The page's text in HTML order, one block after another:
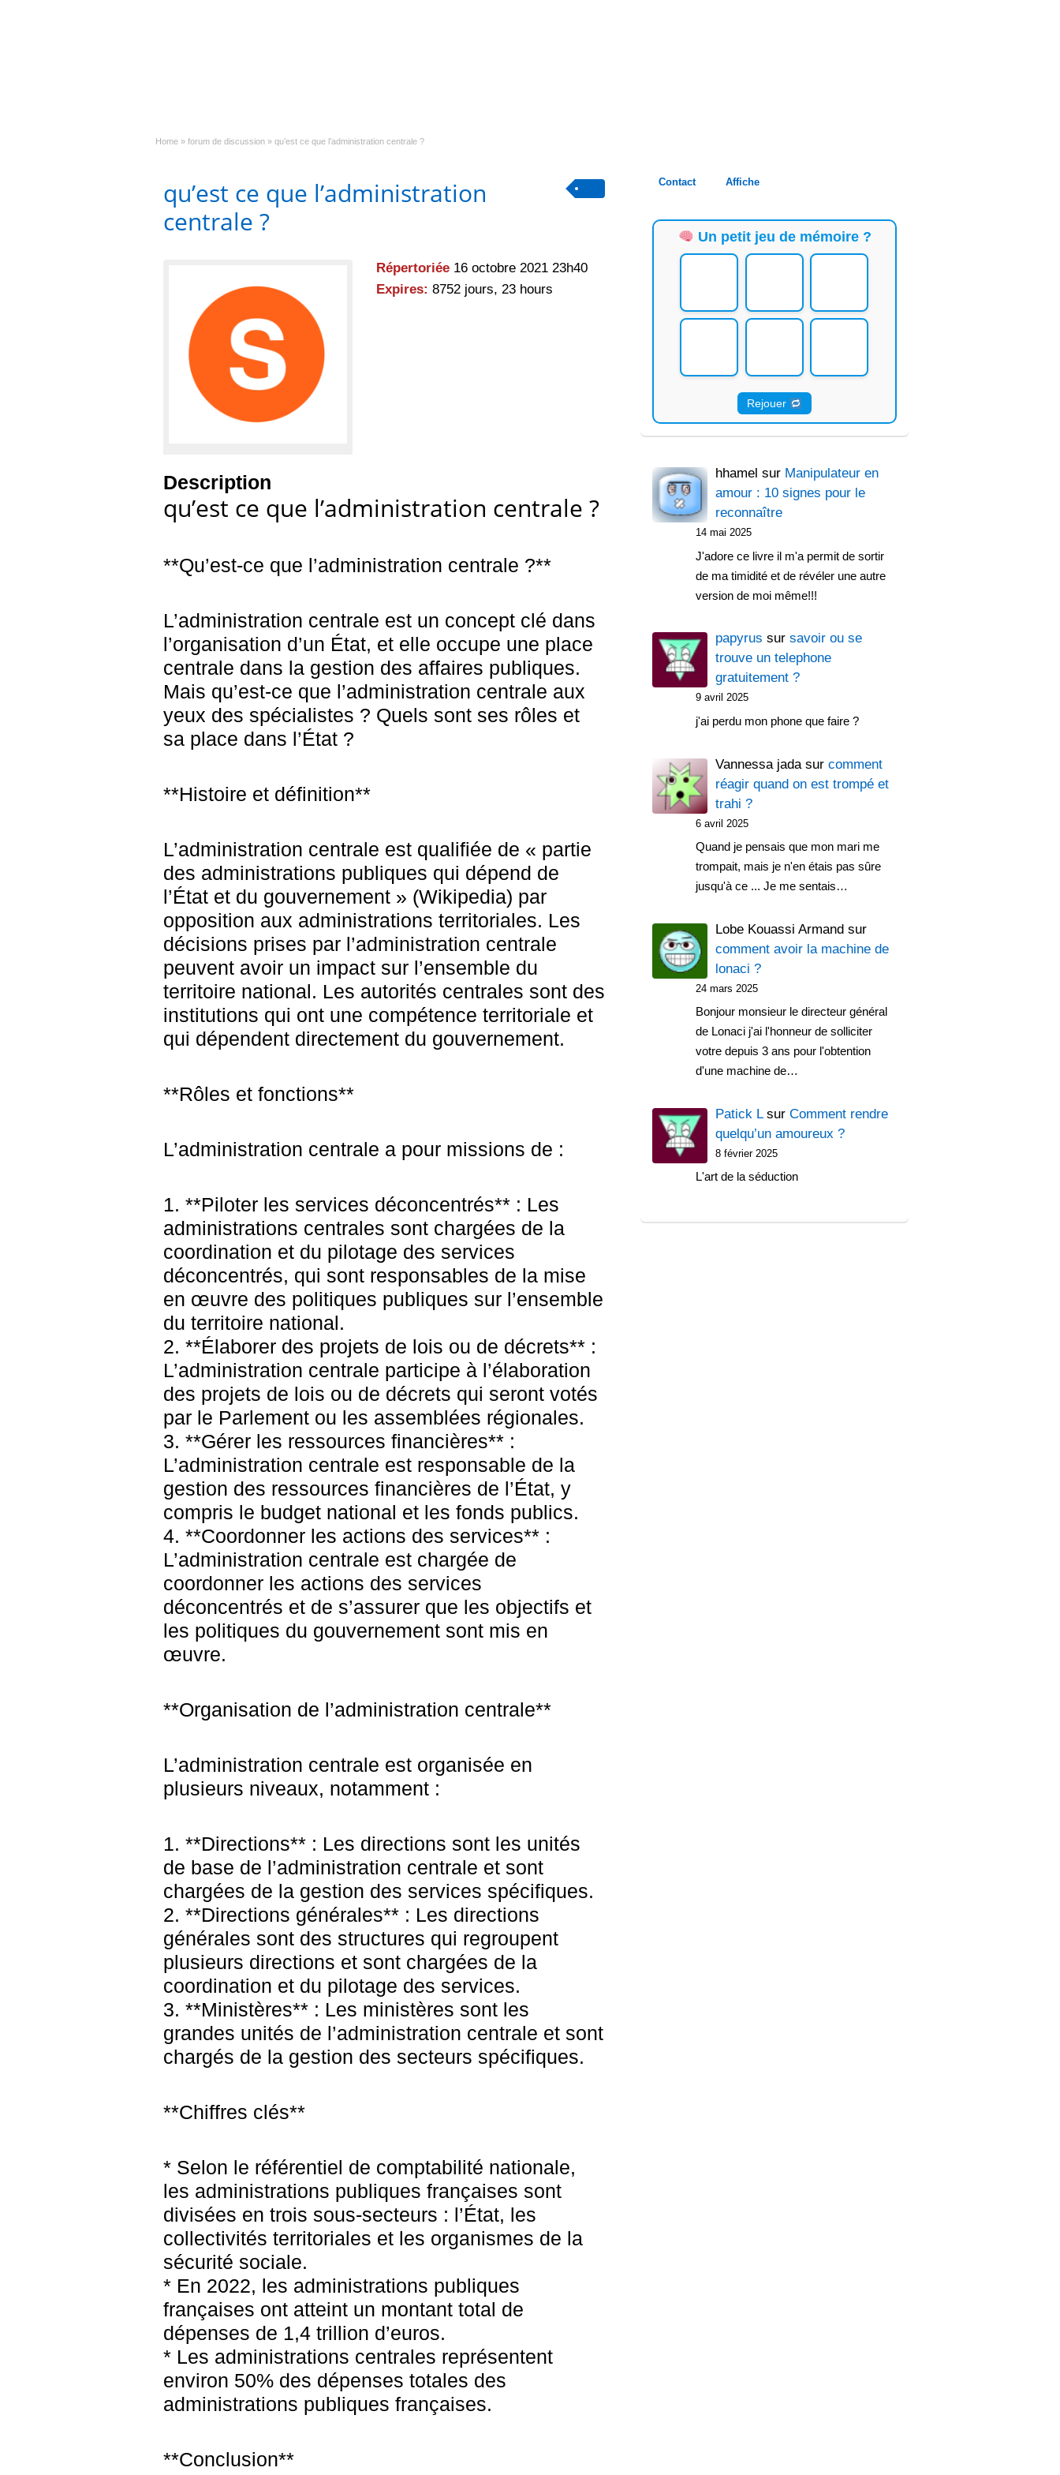
Home » forum de discussion » qu’est ce que l’administration centrale ?
qu’est ce que l’administration
centrale ?
Répertoriée 16 octobre 2021 23h40
Expires: 8752 jours, 23 hours
Description
qu’est ce que l’administration centrale ?
**Qu’est-ce que l’administration centrale ?**
L’administration centrale est un concept clé dans
l’organisation d’un État, et elle occupe une place
centrale dans la gestion des affaires publiques.
Mais qu’est-ce que l’administration centrale aux
yeux des spécialistes ? Quels sont ses rôles et
sa place dans l’État ?
**Histoire et définition**
L’administration centrale est qualifiée de « partie
des administrations publiques qui dépend de
l’État et du gouvernement » (Wikipedia) par
opposition aux administrations territoriales. Les
décisions prises par l’administration centrale
peuvent avoir un impact sur l’ensemble du
territoire national. Les autorités centrales sont des
institutions qui ont une compétence territoriale et
qui dépendent directement du gouvernement.
**Rôles et fonctions**
L’administration centrale a pour missions de :
1. **Piloter les services déconcentrés** : Les
administrations centrales sont chargées de la
coordination et du pilotage des services
déconcentrés, qui sont responsables de la mise
en œuvre des politiques publiques sur l’ensemble
du territoire national.
2. **Élaborer des projets de lois ou de décrets** :
L’administration centrale participe à l’élaboration
des projets de lois ou de décrets qui seront votés
par le Parlement ou les assemblées régionales.
3. **Gérer les ressources financières** :
L’administration centrale est responsable de la
gestion des ressources financières de l’État, y
compris le budget national et les fonds publics.
4. **Coordonner les actions des services** :
L’administration centrale est chargée de
coordonner les actions des services
déconcentrés et de s’assurer que les objectifs et
les politiques du gouvernement sont mis en
œuvre.
**Organisation de l’administration centrale**
L’administration centrale est organisée en
plusieurs niveaux, notamment :
1. **Directions** : Les directions sont les unités
de base de l’administration centrale et sont
chargées de la gestion des services spécifiques.
2. **Directions générales** : Les directions
générales sont des structures qui regroupent
plusieurs directions et sont chargées de la
coordination et du pilotage des services.
3. **Ministères** : Les ministères sont les
grandes unités de l’administration centrale et sont
chargés de la gestion des secteurs spécifiques.
**Chiffres clés**
* Selon le référentiel de comptabilité nationale,
les administrations publiques françaises sont
divisées en trois sous-secteurs : l’État, les
collectivités territoriales et les organismes de la
sécurité sociale.
* En 2022, les administrations publiques
françaises ont atteint un montant total de
dépenses de 1,4 trillion d’euros.
* Les administrations centrales représentent
environ 50% des dépenses totales des
administrations publiques françaises.
**Conclusion**
Contact Affiche
Un petit jeu de mémoire ?
Rejouer
hhamel sur Manipulateur en
amour : 10 signes pour le
reconnaître
14 mai 2025
J'adore ce livre il m'a permit de sortir
de ma timidité et de révéler une autre
version de moi même!!!
papyrus sur savoir ou se
trouve un telephone
gratuitement ?
9 avril 2025
j'ai perdu mon phone que faire ?
Vannessa jada sur comment
réagir quand on est trompé et
trahi ?
6 avril 2025
Quand je pensais que mon mari me
trompait, mais je n'en étais pas sûre
jusqu'à ce ... Je me sentais…
Lobe Kouassi Armand sur
comment avoir la machine de
lonaci ?
24 mars 2025
Bonjour monsieur le directeur général
de Lonaci j'ai l'honneur de solliciter
votre depuis 3 ans pour l'obtention
d'une machine de…
Patick Lsur Comment rendre
quelqu’un amoureux ?
8 février 2025
L'art de la séduction